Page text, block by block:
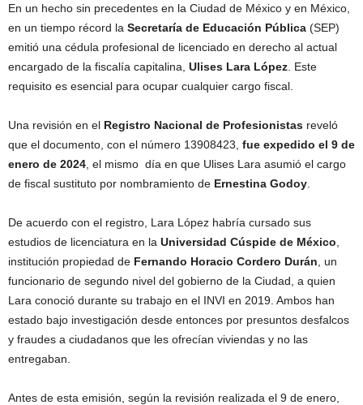
En un hecho sin precedentes en la Ciudad de México y en México,
en un tiempo récord la Secretaría de Educación Pública (SEP)
emitió una cédula profesional de licenciado en derecho al actual
encargado de la fiscalía capitalina, Ulises Lara López . Este
requisito es esencial para ocupar cualquier cargo fiscal.
Una revisión en el Registro Nacional de Profesionistas reveló
que el documento, con el número 13908423, fue expedido el 9 de
enero de 2024 , el mismo día en que Ulises Lara asumió el cargo
de fiscal sustituto por nombramiento de Ernestina Godoy
De acuerdo con el registro, Lara López habría cursado sus
estudios de licenciatura en la Universidad Cúspide de México
institución propiedad de Fernando Horacio Cordero Durán , un
funcionario de segundo nivel del gobierno de la Ciudad, a quien
Lara conoció durante su trabajo en el INVI en 2019. Ambos han
estado bajo investigación desde entonces por presuntos desfalcos
y fraudes a ciudadanos que les ofrecían viviendas y no las
entregaban.
Antes de esta emisión, según la revisión realizada el 9 de enero,